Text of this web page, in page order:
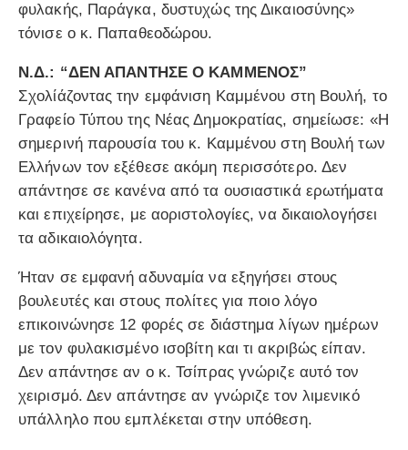
φυλακής, Παράγκα, δυστυχώς της Δικαιοσύνης»
τόνισε ο κ. Παπαθεοδώρου.
Ν.Δ.: “ΔΕΝ ΑΠΑΝΤΗΣΕ Ο ΚΑΜΜΕΝΟΣ”
Σχολίάζοντας την εμφάνιση Καμμένου στη Βουλή, το
Γραφείο Τύπου της Νέας Δημοκρατίας, σημείωσε: «Η
σημερινή παρουσία του κ. Καμμένου στη Βουλή των
Ελλήνων τον εξέθεσε ακόμη περισσότερο. Δεν
απάντησε σε κανένα από τα ουσιαστικά ερωτήματα
και επιχείρησε, με αοριστολογίες, να δικαιολογήσει
τα αδικαιολόγητα.
Ήταν σε εμφανή αδυναμία να εξηγήσει στους
βουλευτές και στους πολίτες για ποιο λόγο
επικοινώνησε 12 φορές σε διάστημα λίγων ημέρων
με τον φυλακισμένο ισοβίτη και τι ακριβώς είπαν.
Δεν απάντησε αν ο κ. Τσίπρας γνώριζε αυτό τον
χειρισμό. Δεν απάντησε αν γνώριζε τον λιμενικό
υπάλληλο που εμπλέκεται στην υπόθεση.